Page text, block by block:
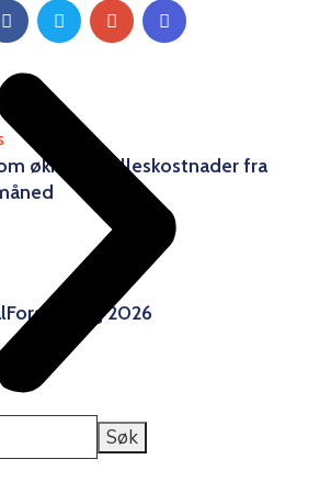
økning i felleskostnader fra
2026
Søk